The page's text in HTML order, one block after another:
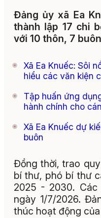
Đảng ủy xã Ea
thành lập 17 chi
với 10 thôn, 7
Xã Ea Knuếc: Sôi
hiểu các văn kiện
Tập huấn ứng
hành chính cho
Xã Ea Knuếc dự
buôn
Đồng thời, trao
bí thư, phó bí thư
2025 - 2030.
ngày 1/7/2026.
thúc hoạt động